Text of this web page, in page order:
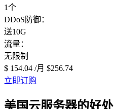
1个
DDoS防御：
送10G
流量：
无限制
$ 154.04 /月 $256.74
立即订购
美国云服务器的好处